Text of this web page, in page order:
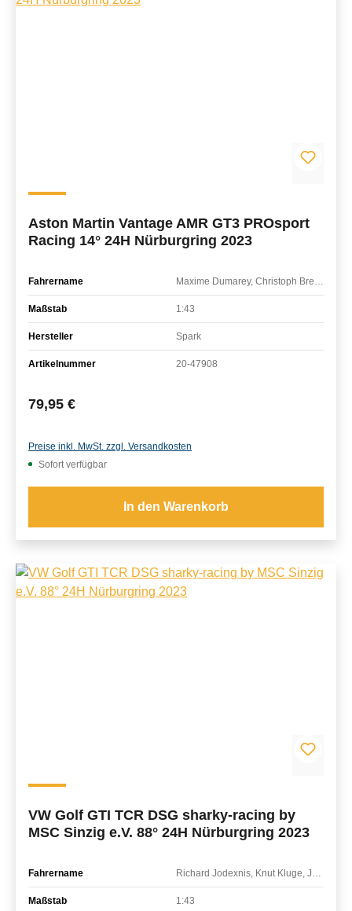
Aston Martin Vantage AMR GT3 PROsport
Racing 14° 24H Nürburgring 2023
Fahrername
Maßstab 1:43
Hersteller Spark
Artikelnummer 20-47908
Regulärer Preis:
79,95 €
Preise inkl. MwSt. zzgl. Versandkosten
Sofort verfügbar
In den Warenkorb
VW Golf GTI TCR DSG sharky-racing by
MSC Sinzig e.V. 88° 24H Nürburgring 2023
Fahrername
Maßstab 1:43